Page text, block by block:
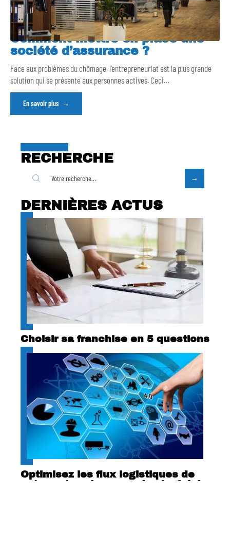
Comment mettre en place une
société d’assurance ?
Face aux problèmes du chômage, l’entrepreneuriat est la plus grande
solution qui se présente aux personnes actives. Ceci…
En savoir plus
RECHERCHE
DERNIÈRES ACTUS
Choisir sa franchise en 5 questions
Optimisez les flux logistiques de
votre entreprise avec des logiciels